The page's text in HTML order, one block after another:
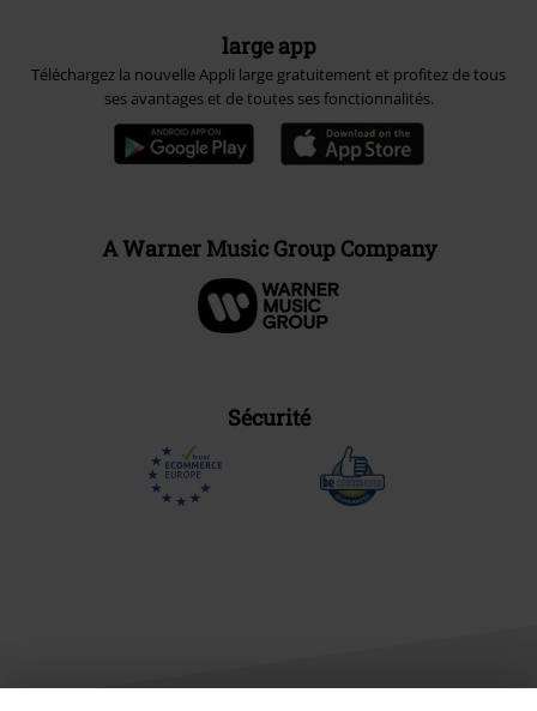
large app
Téléchargez la nouvelle Appli large gratuitement et profitez de tous
ses avantages et de toutes ses fonctionnalités.
A Warner Music Group Company
Sécurité